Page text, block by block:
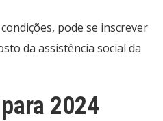
pode se inscrever
da assistência social da
2024